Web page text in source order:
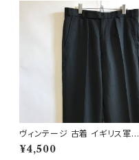
ヴィンテージ 古着 イギリス軍 ド
レスパンツ ワンタックスラックス
ユーロミリタリー
¥4,500